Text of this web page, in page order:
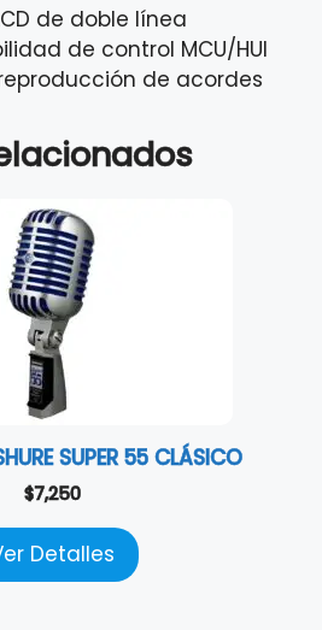
de doble línea
de control MCU/HUI
de acordes
SUPER 55 CLÁSICO
$7,250
Detalles